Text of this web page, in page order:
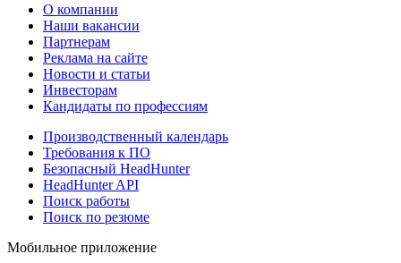
О компании
Наши вакансии
Партнерам
Реклама на сайте
Новости и статьи
Инвесторам
Кандидаты по профессиям
Производственный календарь
Требования к ПО
Безопасный HeadHunter
HeadHunter API
Поиск работы
Поиск по резюме
Мобильное приложение